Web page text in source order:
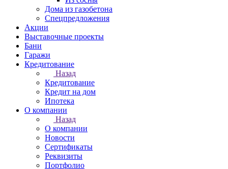
Дома из газобетона
Спецпредложения
Акции
Выставочные проекты
Бани
Гаражи
Кредитование
Назад
Кредитование
Кредит на дом
Ипотека
О компании
Назад
О компании
Новости
Сертификаты
Реквизиты
Портфолио